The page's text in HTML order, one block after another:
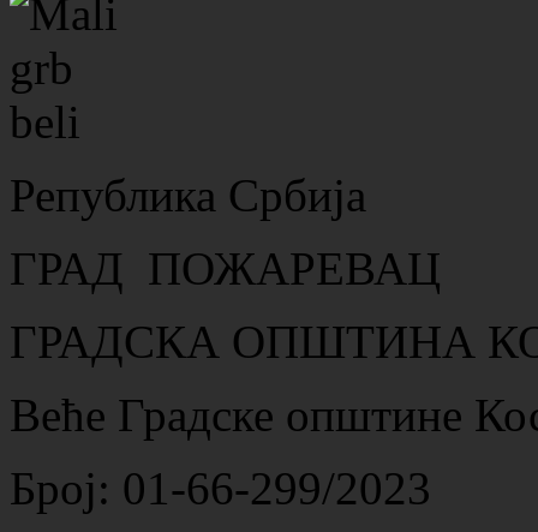
Република Србија
ГРАД ПОЖАРЕВАЦ
ГРАДСКА ОПШТИНА
Веће Градске општине
Број: 01-66-299/2023